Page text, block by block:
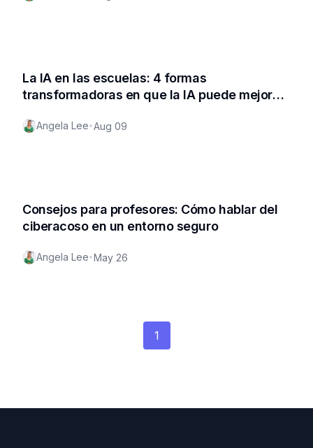
La IA en las escuelas: 4 formas
transformadoras en que la IA puede mejorar
Angela Lee•Aug 09
Consejos para profesores: Cómo hablar del
ciberacoso en un entorno seguro
Angela Lee•May 26
1